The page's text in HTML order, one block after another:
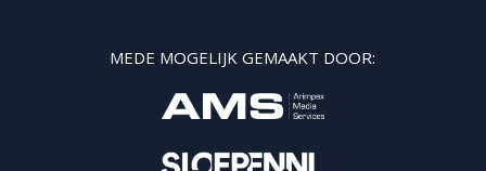
MEDE MOGELIJK GEMAAKT DOOR: